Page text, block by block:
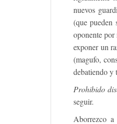
nuevos
(que pueden
oponente
exponer un
(magufo,
debatiendo y
Prohibido
seguir.
Aborrezco